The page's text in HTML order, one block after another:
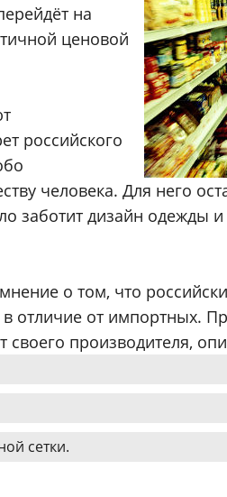
на
ценовой
российского
человека. Для него
заботит дизайн одежды и
о том, что
отличие от импортных.
производителя,
сетки.